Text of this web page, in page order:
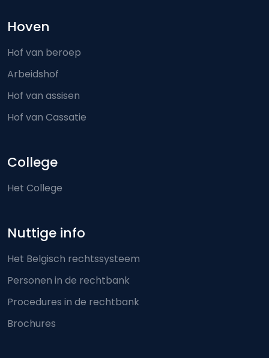
Hoven
Hof van beroep
Arbeidshof
Hof van assisen
Hof van Cassatie
College
Het College
Nuttige info
Het Belgisch rechtssysteem
Personen in de rechtbank
Procedures in de rechtbank
Brochures